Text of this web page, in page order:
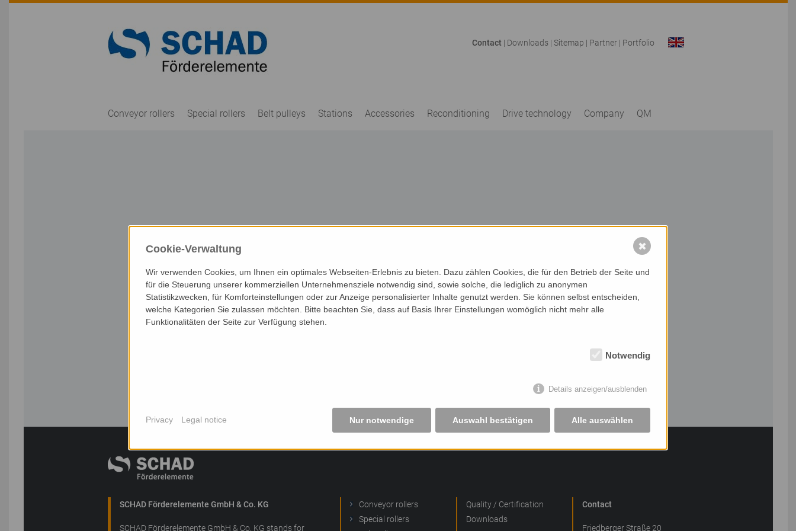
Conveyor rollers Special rollers Belt pulleys Stations Accessories Reconditioning Drive technology Company QM
Contact | Downloads| Sitemap | Partner| Portfolio
SCHAD Förderelemente GmbH & Co. KG
SCHAD Förderelemente GmbH & Co. KG stands for
Conveyor rollers
Special rollers
Quality / Certification
Downloads
Contact
Friedberger Straße 20
Cookie-Verwaltung
Wir verwenden Cookies, um Ihnen ein optimales Webseiten-Erlebnis zu bieten. Dazu zählen Cookies, die für den Betrieb der Seite und
für die Steuerung unserer kommerziellen Unternehmensziele notwendig sind, sowie solche, die lediglich zu anonymen
Statistikzwecken, für Komforteinstellungen oder zur Anzeige personalisierter Inhalte genutzt werden. Sie können selbst entscheiden,
welche Kategorien Sie zulassen möchten. Bitte beachten Sie, dass auf Basis Ihrer Einstellungen womöglich nicht mehr alle
Funktionalitäten der Seite zur Verfügung stehen.
Notwendig
Details anzeigen/ausblenden
Nur notwendige Auswahl bestätigen Alle auswählen
Privacy Legal notice
✖